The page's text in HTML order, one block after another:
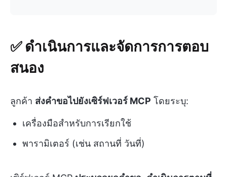
✅ ดำเนินการและจัดการการตอบ
สนอง
ลูกค้า ส่งคำขอไปยังเซิร์ฟเวอร์ MCP โดยระบุ:
เครื่องมือสำหรับการเรียกใช้
พารามิเตอร์ (เช่น สถานที่ วันที่)